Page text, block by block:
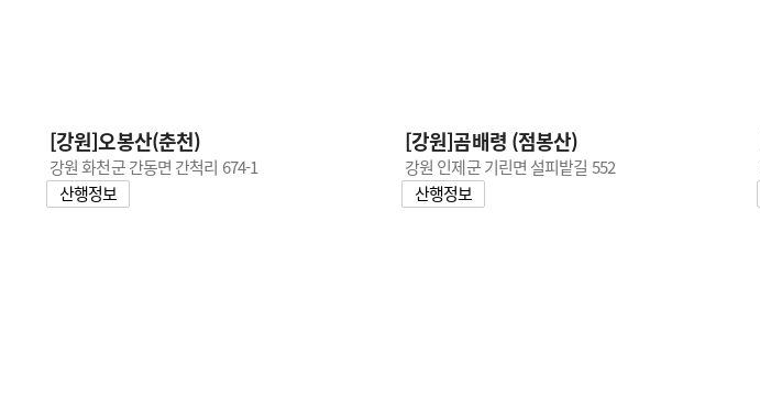
[강원]오봉산(춘천)
강원 화천군 간동면 간척리 674-1
산행정보
[강원]곰배령 (점봉산)
강원 인제군 기린면 설피밭길 552
산행정보